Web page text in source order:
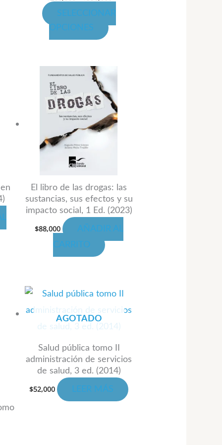
SELECCIONAR
OPCIONES
página
de
El libro de las drogas: las
sustancias, sus efectos y su
impacto social, 1 Ed. (2023)
$88,000
AÑADIR AL
CARRITO
AGOTADO
Salud pública tomo II
administración de servicios
de salud, 3 ed. (2014)
$52,000 LEER MÁS